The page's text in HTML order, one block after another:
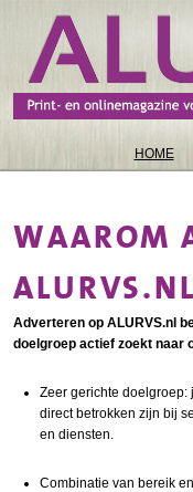
HOME
WAAROM
Adverteren op ALURVS.nl
doelgroep actief zoekt naar
Zeer gerichte doelgroep:
direct betrokken zijn bij
en diensten.
Combinatie van bereik